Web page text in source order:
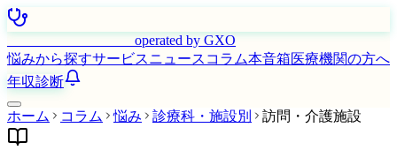
operated by GXO
悩みから探すサービスニュース コラム本音箱医療機関の方へ
年収診断
ホーム コラム 悩み 診療科・施設別 訪問・介護施設